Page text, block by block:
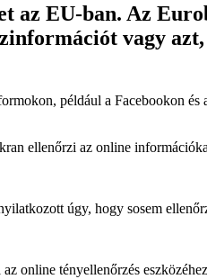
az EU-ban. Az
vagy azt,
például a Facebookon
ellenőrzi az online
úgy, hogy sosem
online tényellenőrzés